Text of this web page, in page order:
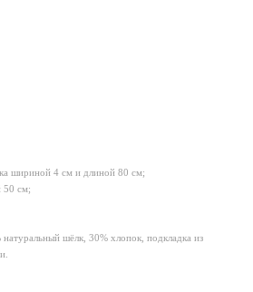
шириной 4 см и длиной 80 см;
50 см;
натуральный шёлк, 30% хлопок, подкладка из